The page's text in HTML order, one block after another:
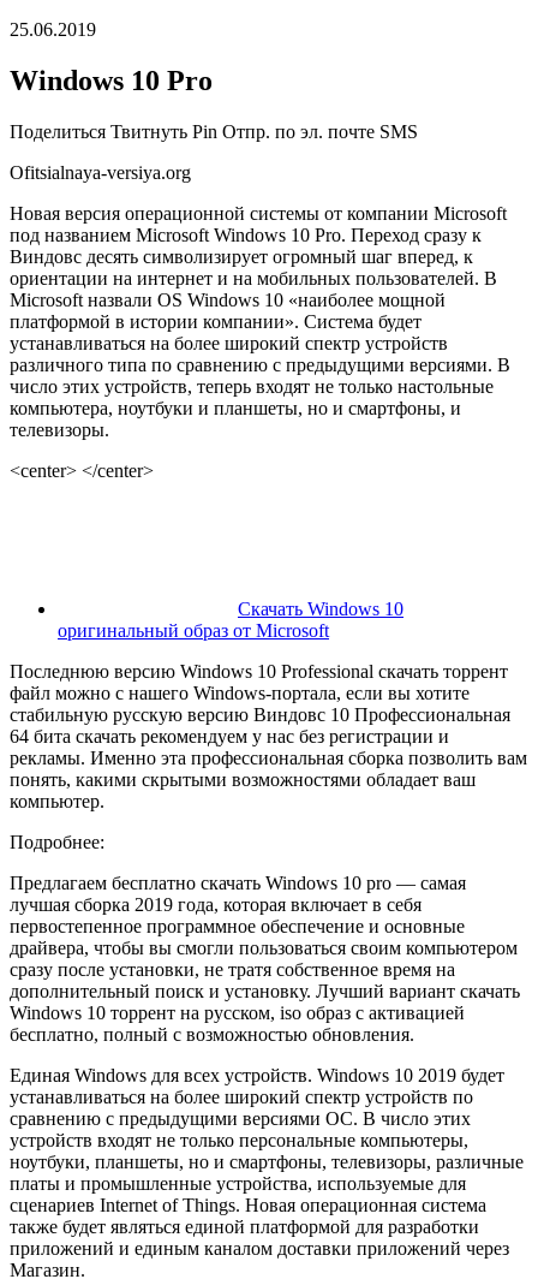
25.06.2019
Windows 10 Pro
Поделиться Твитнуть Pin Отпр. по эл. почте SMS
Ofitsialnaya-versiya.org
Новая версия операционной системы от компании Microsoft
под названием Microsoft Windows 10 Pro. Переход сразу к
Виндовс десять символизирует огромный шаг вперед, к
ориентации на интернет и на мобильных пользователей. В
Microsoft назвали OS Windows 10 «наиболее мощной
платформой в истории компании». Система будет
устанавливаться на более широкий спектр устройств
различного типа по сравнению с предыдущими версиями. В
число этих устройств, теперь входят не только настольные
компьютера, ноутбуки и планшеты, но и смартфоны, и
телевизоры.
<center> </center>
Скачать Windows 10
оригинальный образ от Microsoft
Последнюю версию Windows 10 Professional скачать торрент
файл можно с нашего Windows-портала, если вы хотите
стабильную русскую версию Виндовс 10 Профессиональная
64 бита скачать рекомендуем у нас без регистрации и
рекламы. Именно эта профессиональная сборка позволить вам
понять, какими скрытыми возможностями обладает ваш
компьютер.
Подробнее:
Предлагаем бесплатно скачать Windows 10 pro — самая
лучшая сборка 2019 года, которая включает в себя
первостепенное программное обеспечение и основные
драйвера, чтобы вы смогли пользоваться своим компьютером
сразу после установки, не тратя собственное время на
дополнительный поиск и установку. Лучший вариант скачать
Windows 10 торрент на русском, iso образ с активацией
бесплатно, полный с возможностью обновления.
Единая Windows для всех устройств. Windows 10 2019 будет
устанавливаться на более широкий спектр устройств по
сравнению с предыдущими версиями OC. В число этих
устройств входят не только персональные компьютеры,
ноутбуки, планшеты, но и смартфоны, телевизоры, различные
платы и промышленные устройства, используемые для
сценариев Internet of Things. Новая операционная система
также будет являться единой платформой для разработки
приложений и единым каналом доставки приложений через
Магазин.